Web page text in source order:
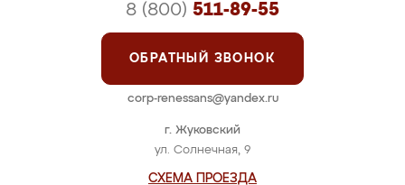
г. Жуковский
ул. Солнечная, 9
СХЕМА ПРОЕЗДА
8 (800) 511-89-55
ОБРАТНЫЙ ЗВОНОК
corp-renessans@yandex.ru